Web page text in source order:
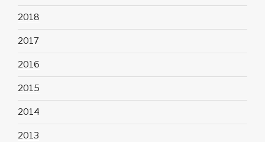
2018
2017
2016
2015
2014
2013